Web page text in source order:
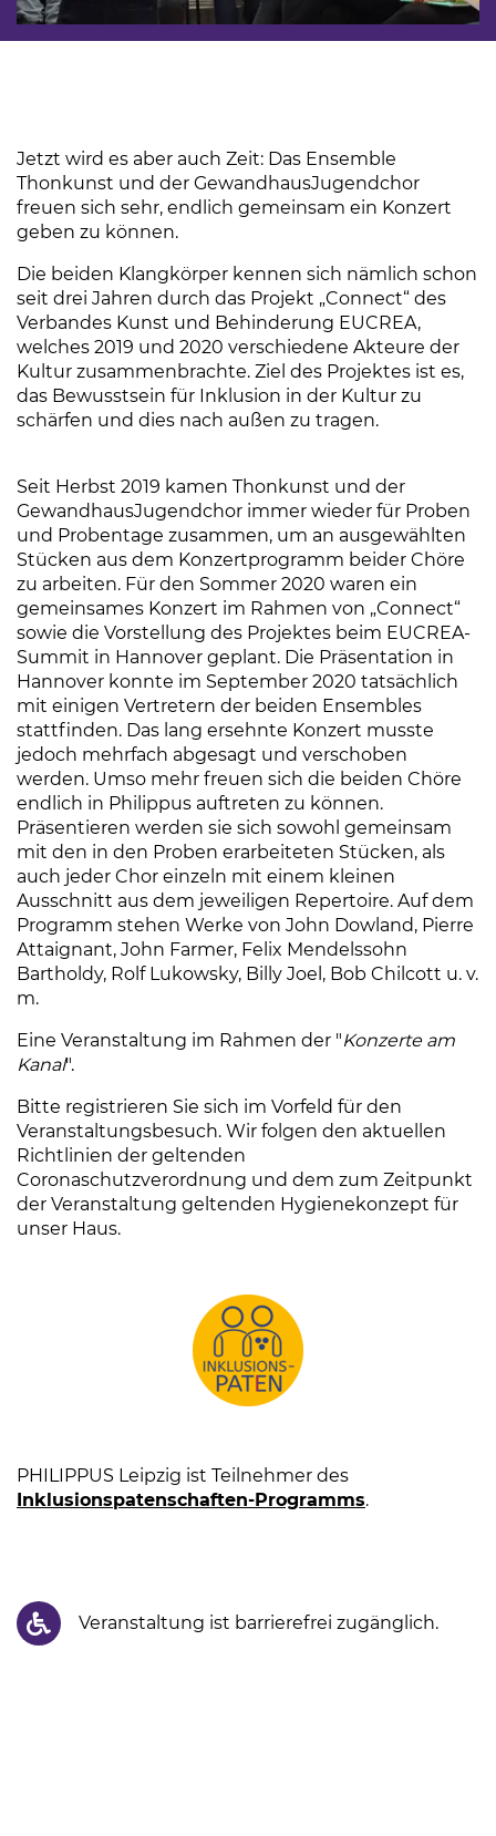
Jetzt wird es aber auch Zeit: Das Ensemble
Thonkunst und der GewandhausJugendchor
freuen sich sehr, endlich gemeinsam ein Konzert
geben zu können.
Die beiden Klangkörper kennen sich nämlich schon
seit drei Jahren durch das Projekt „Connect“ des
Verbandes Kunst und Behinderung EUCREA,
welches 2019 und 2020 verschiedene Akteure der
Kultur zusammenbrachte. Ziel des Projektes ist es,
das Bewusstsein für Inklusion in der Kultur zu
schärfen und dies nach außen zu tragen.
Seit Herbst 2019 kamen Thonkunst und der
GewandhausJugendchor immer wieder für Proben
und Probentage zusammen, um an ausgewählten
Stücken aus dem Konzertprogramm beider Chöre
zu arbeiten. Für den Sommer 2020 waren ein
gemeinsames Konzert im Rahmen von „Connect“
sowie die Vorstellung des Projektes beim EUCREA-
Summit in Hannover geplant. Die Präsentation in
Hannover konnte im September 2020 tatsächlich
mit einigen Vertretern der beiden Ensembles
stattfinden. Das lang ersehnte Konzert musste
jedoch mehrfach abgesagt und verschoben
werden. Umso mehr freuen sich die beiden Chöre
endlich in Philippus auftreten zu können.
Präsentieren werden sie sich sowohl gemeinsam
mit den in den Proben erarbeiteten Stücken, als
auch jeder Chor einzeln mit einem kleinen
Ausschnitt aus dem jeweiligen Repertoire. Auf dem
Programm stehen Werke von John Dowland, Pierre
Attaignant, John Farmer, Felix Mendelssohn
Bartholdy, Rolf Lukowsky, Billy Joel, Bob Chilcott u. v.
m.
Eine Veranstaltung im Rahmen der "Konzerte am
Kanal".
Bitte registrieren Sie sich im Vorfeld für den
Veranstaltungsbesuch. Wir folgen den aktuellen
Richtlinien der geltenden
Coronaschutzverordnung und dem zum Zeitpunkt
der Veranstaltung geltenden Hygienekonzept für
unser Haus.
PHILIPPUS Leipzig ist Teilnehmer des
Inklusionspatenschaften-Programms(Link öffnet
.
Veranstaltung ist barrierefrei zugänglich.